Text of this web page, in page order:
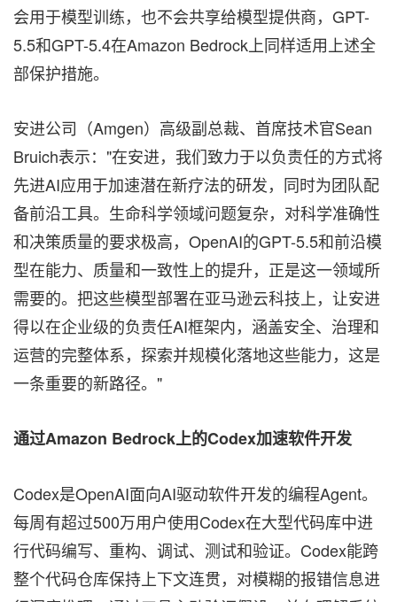
会用于模型训练，也不会共享给模型提供商，GPT-
5.5和GPT-5.4在Amazon Bedrock上同样适用上述全
部保护措施。
安进公司（Amgen）高级副总裁、首席技术官Sean
Bruich表示："在安进，我们致力于以负责任的方式将
先进AI应用于加速潜在新疗法的研发，同时为团队配
备前沿工具。生命科学领域问题复杂，对科学准确性
和决策质量的要求极高，OpenAI的GPT-5.5和前沿模
型在能力、质量和一致性上的提升，正是这一领域所
需要的。把这些模型部署在亚马逊云科技上，让安进
得以在企业级的负责任AI框架内，涵盖安全、治理和
运营的完整体系，探索并规模化落地这些能力，这是
一条重要的新路径。"
通过Amazon Bedrock上的Codex加速软件开发
Codex是OpenAI面向AI驱动软件开发的编程Agent。
每周有超过500万用户使用Codex在大型代码库中进
行代码编写、重构、调试、测试和验证。Codex能跨
整个代码仓库保持上下文连贯，对模糊的报错信息进